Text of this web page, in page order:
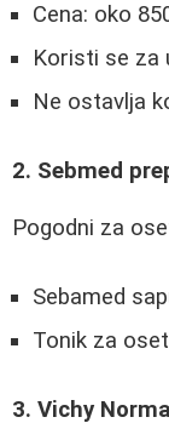
Cena: oko
Koristi se za
Ne ostavlja
2. Sebmed
Pogodni za
Sebamed
Tonik za
3. Vichy